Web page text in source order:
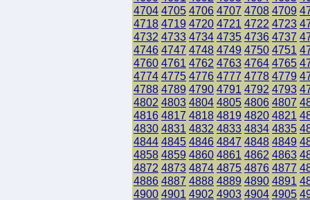
4704 4705 4706 4707 4708 4709
4718 4719 4720 4721 4722 4723
4732 4733 4734 4735 4736 4737
4746 4747 4748 4749 4750 4751
4760 4761 4762 4763 4764 4765
4774 4775 4776 4777 4778 4779
4788 4789 4790 4791 4792 4793
4802 4803 4804 4805 4806 4807
4816 4817 4818 4819 4820 4821
4830 4831 4832 4833 4834 4835
4844 4845 4846 4847 4848 4849
4858 4859 4860 4861 4862 4863
4872 4873 4874 4875 4876 4877
4886 4887 4888 4889 4890 4891
4900 4901 4902 4903 4904 4905